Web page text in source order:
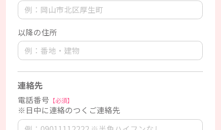
以降の住所
連絡先
電話番号 【必須】
※日中に連絡のつくご連絡先